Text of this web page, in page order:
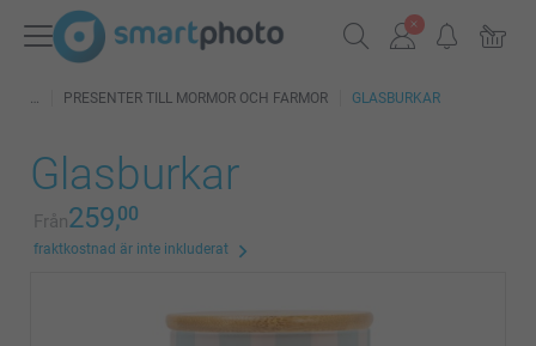
PRESENTER TILL MORMOR OCH FARMOR GLASBURKAR
Glasburkar
Från259,00
fraktkostnad är inte inkluderat